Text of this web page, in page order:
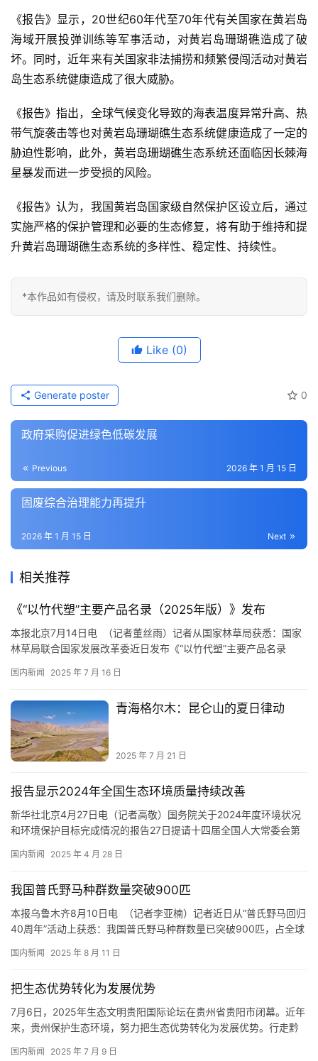
《报告》显示，20世纪60年代至70年代有关国家在黄岩岛
海域开展投弹训练等军事活动，对黄岩岛珊瑚礁造成了破
坏。同时，近年来有关国家非法捕捞和频繁侵闯活动对黄岩
岛生态系统健康造成了很大威胁。
《报告》指出，全球气候变化导致的海表温度异常升高、热
带气旋袭击等也对黄岩岛珊瑚礁生态系统健康造成了一定的
胁迫性影响，此外，黄岩岛珊瑚礁生态系统还面临因长棘海
星暴发而进一步受损的风险。
《报告》认为，我国黄岩岛国家级自然保护区设立后，通过
实施严格的保护管理和必要的生态修复，将有助于维持和提
升黄岩岛珊瑚礁生态系统的多样性、稳定性、持续性。
*本作品如有侵权，请及时联系我们删除。
Like (0)
0
Generate poster
政府采购促进绿色低碳发展
Previous 2026 年 1 月 15 日
固废综合治理能力再提升
Next
2026 年 1 月 15 日
相关推荐
《“以竹代塑”主要产品名录（2025年版）》发布
本报北京7月14日电 （记者董丝雨）记者从国家林草局获悉：国家
林草局联合国家发展改革委近日发布《“以竹代塑”主要产品名录
类、工业生产类、建筑建材类”三大类应用场景基础上增设“农林业生
类、竹质工业托盘、竹安全防护器材、竹质可降解农…
国内新闻 2025 年 7 月 16 日
青海格尔木：昆仑山的夏日律动
2025 年 7 月 21 日
报告显示2024年全国生态环境质量持续改善
新华社北京4月27日电（记者高敬）国务院关于2024年度环境状况
和环境保护目标完成情况的报告27日提请十四届全国人大常委会第
善。 生态环境部部长黄润秋受国务院委托作报告时介绍，2024年，
颗粒物（PM2.5）平均浓度为29.3微克/立方米，同…
国内新闻 2025 年 4 月 28 日
我国普氏野马种群数量突破900匹
本报乌鲁木齐8月10日电 （记者李亚楠）记者近日从“普氏野马回归
40周年”活动上获悉：我国普氏野马种群数量已突破900匹，占全球
野生动物。20世纪70年代，我国宣布国内普氏野马野外绝迹。1985
建立繁育基地。新疆卡拉麦里山有蹄类野生…
国内新闻 2025 年 8 月 11 日
把生态优势转化为发展优势
7月6日，2025年生态文明贵阳国际论坛在贵州省贵阳市闭幕。近年
来，贵州保护生态环境，努力把生态优势转化为发展优势。行走黔
州规模工业总产值同比增长17.9%；2024年，黔南州森林覆盖率提
国内新闻 2025 年 7 月 9 日